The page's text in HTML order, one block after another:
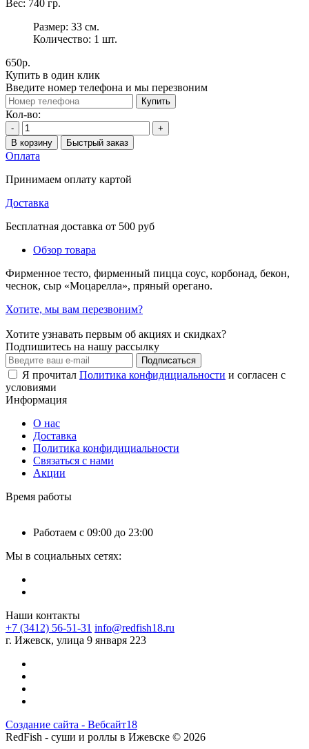
Вес: 740 гр.
Размер: 33 см.
Количество: 1 шт.
650р.
Купить в один клик
Введите номер телефона и мы перезвоним
Купить
Кол-во:
-
+
В корзину
Быстрый заказ
Оплата
Принимаем оплату картой
Доставка
Бесплатная доставка от 500 руб
Обзор товара
Фирменное тесто, фирменный пицца соус, корбонад, бекон,
чеснок, сыр «Моцарелла», пряный орегано.
Хотите, мы вам перезвоним?
Хотите узнавать первым об акциях и скидках?
Подпишитесь на нашу рассылку
Подписаться
Я прочитал Политика конфидициальности и согласен с
условиями
Информация
О нас
Доставка
Политика конфидициальности
Связаться с нами
Акции
Время работы
Работаем с 09:00 до 23:00
Мы в социальных сетях:
Наши контакты
+7 (3412) 56-51-31 info@redfish18.ru
г. Ижевск, улица 9 января 223
Создание сайта - Вебсайт18
RedFish - суши и роллы в Ижевске © 2026